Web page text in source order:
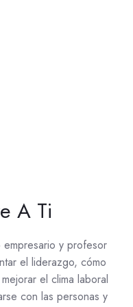
A Ti
y profesor
el liderazgo, cómo
el clima laboral
con las personas y